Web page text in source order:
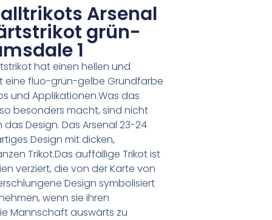
Arsenal
grün-
1
hat einen hellen und
eine fluo-grün-gelbe Grundfarbe
und Applikationen.Was das
besonders macht, sind nicht
Design. Das Arsenal 23-24
Design mit dicken,
Trikot.Das auffällige Trikot ist
verziert, die von der Karte von
Design symbolisiert
wenn sie ihren
Mannschaft auswärts zu